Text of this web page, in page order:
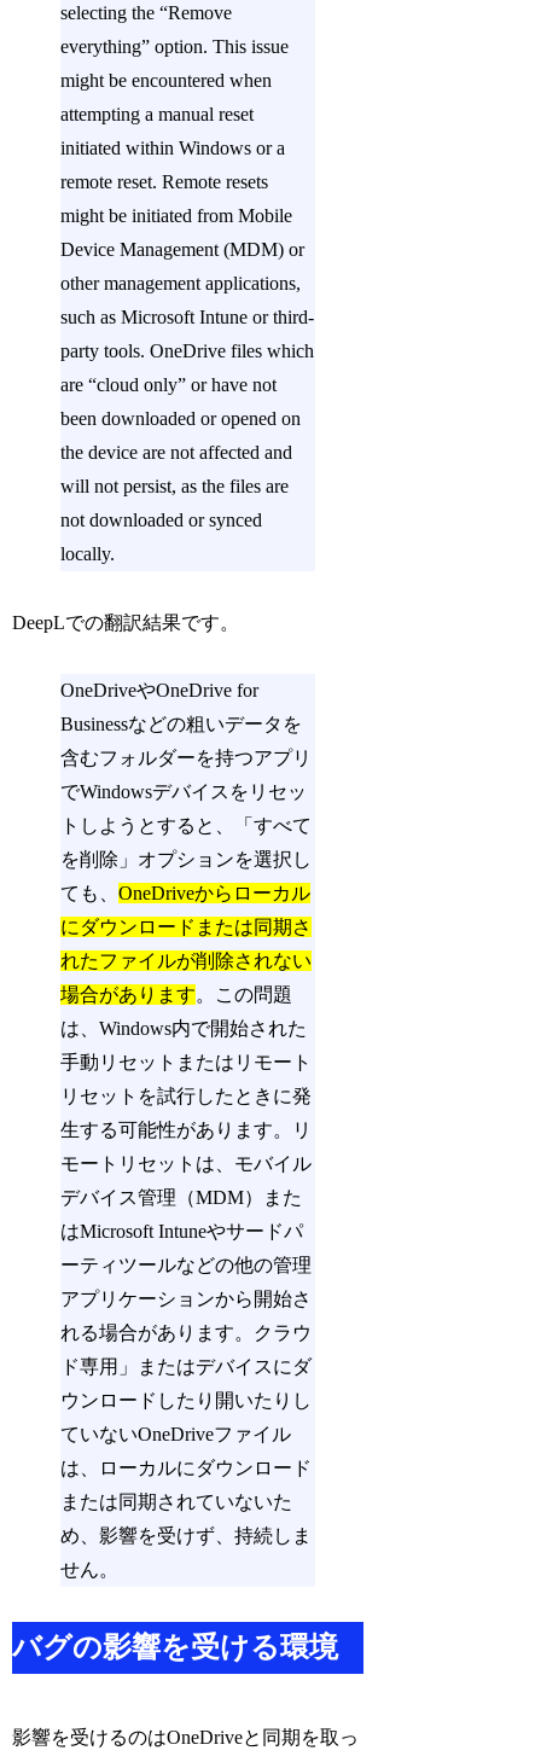
selecting the “Remove
everything” option. This issue
might be encountered when
attempting a manual reset
initiated within Windows or a
remote reset. Remote resets
might be initiated from Mobile
Device Management (MDM) or
other management applications,
such as Microsoft Intune or third-
party tools. OneDrive files which
are “cloud only” or have not
been downloaded or opened on
the device are not affected and
will not persist, as the files are
not downloaded or synced
locally.
DeepLでの翻訳結果です。
OneDriveやOneDrive for
Businessなどの粗いデータを
含むフォルダーを持つアプリ
でWindowsデバイスをリセッ
トしようとすると、「すべて
を削除」オプションを選択し
ても、OneDriveからローカル
にダウンロードまたは同期さ
れたファイルが削除されない
場合があります。この問題
は、Windows内で開始された
手動リセットまたはリモート
リセットを試行したときに発
生する可能性があります。リ
モートリセットは、モバイル
デバイス管理（MDM）また
はMicrosoft Intuneやサードパ
ーティツールなどの他の管理
アプリケーションから開始さ
れる場合があります。クラウ
ド専用」またはデバイスにダ
ウンロードしたり開いたりし
ていないOneDriveファイル
は、ローカルにダウンロード
または同期されていないた
め、影響を受けず、持続しま
せん。
バグの影響を受ける環境
影響を受けるのはOneDriveと同期を取っ